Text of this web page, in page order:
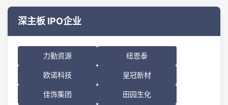
深主板 IPO企业
力勤资源 纽恩泰
欧诺科技 皇冠新材
佳饰集团 田园生化